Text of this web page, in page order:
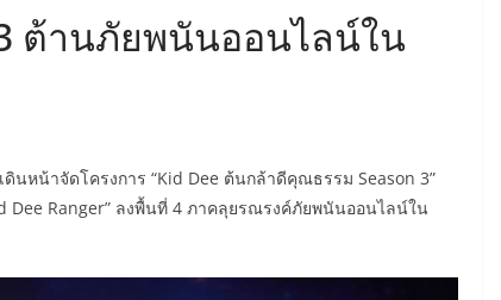
ต้านภัยพนันออนไลน์ใน
นหน้าจัดโครงการ “Kid Dee ต้นกล้าดีคุณธรรม Season 3”
Ranger” ลงพื้นที่ 4 ภาคลุยรณรงค์ภัยพนันออนไลน์ใน